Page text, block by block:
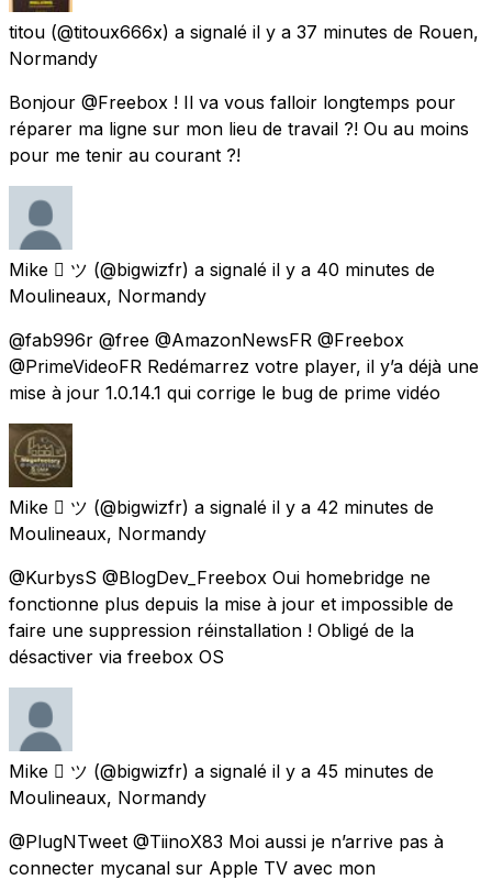
titou (@titoux666x) a signalé il y a 37 minutes de Rouen,
Normandy
Bonjour @Freebox ! Il va vous falloir longtemps pour
réparer ma ligne sur mon lieu de travail ?! Ou au moins
pour me tenir au courant ?!
Mike  ツ (@bigwizfr) a signalé il y a 40 minutes de
Moulineaux, Normandy
@fab996r @free @AmazonNewsFR @Freebox
@PrimeVideoFR Redémarrez votre player, il y’a déjà une
mise à jour 1.0.14.1 qui corrige le bug de prime vidéo
Mike  ツ (@bigwizfr) a signalé il y a 42 minutes de
Moulineaux, Normandy
@KurbysS @BlogDev_Freebox Oui homebridge ne
fonctionne plus depuis la mise à jour et impossible de
faire une suppression réinstallation ! Obligé de la
désactiver via freebox OS
Mike  ツ (@bigwizfr) a signalé il y a 45 minutes de
Moulineaux, Normandy
@PlugNTweet @TiinoX83 Moi aussi je n’arrive pas à
connecter mycanal sur Apple TV avec mon